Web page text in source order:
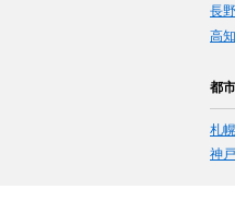
長野
高知
都
札
神